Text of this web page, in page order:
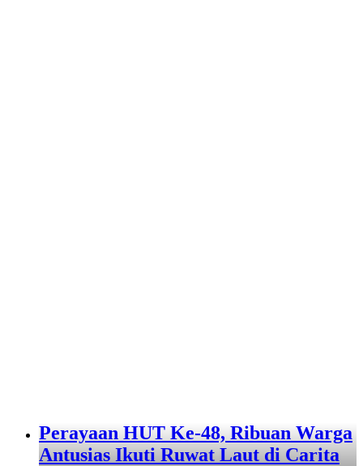
Perayaan HUT Ke-48, Ribuan Warga
Antusias Ikuti Ruwat Laut di Carita